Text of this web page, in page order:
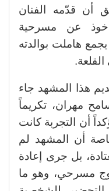
أن قدّمه الفنان
عن مسرحية
هاملت بوالدته
هذا المشهد جاء
مهران، تكريماً
أن التجربة كانت
أن المشهد لم
بل جرى إعادة
مسرحي، وهو ما